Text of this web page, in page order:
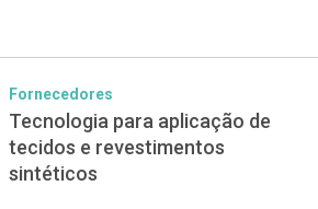
Fornecedores
Tecnologia para aplicação de
tecidos e revestimentos
sintéticos